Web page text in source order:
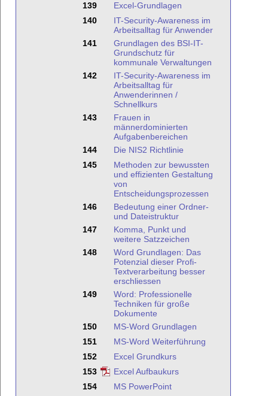
139
Excel-Grundlagen
140
IT-Security-Awareness im
Arbeitsalltag für Anwender
141
Grundlagen des BSI-IT-
Grundschutz für
kommunale Verwaltungen
142
IT-Security-Awareness im
Arbeitsalltag für
Anwenderinnen /
Schnellkurs
143
Frauen in
männerdominierten
Aufgabenbereichen
144
Die NIS2 Richtlinie
145
Methoden zur bewussten
und effizienten Gestaltung
von
Entscheidungsprozessen
146
Bedeutung einer Ordner-
und Dateistruktur
147
Komma, Punkt und
weitere Satzzeichen
148
Word Grundlagen: Das
Potenzial dieser Profi-
Textverarbeitung besser
erschliessen
149
Word: Professionelle
Techniken für große
Dokumente
150
MS-Word Grundlagen
151
MS-Word Weiterführung
152
Excel Grundkurs
153
Excel Aufbaukurs
154
MS PowerPoint